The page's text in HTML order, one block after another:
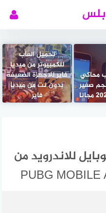
بلس
محاكي
صغير
تحميل العاب
للكمبيوتر من ميديا
فاير للاجهزة الضعيفة
بدون نت من ميديا
فاير
للاندرويد من